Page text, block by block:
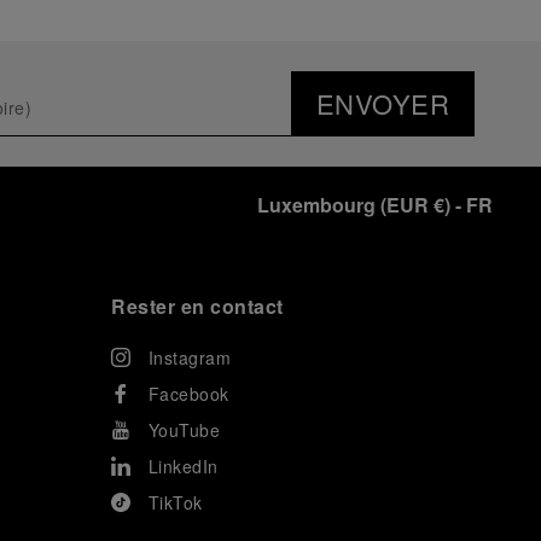
ENVOYER
Luxembourg (EUR €)- FR
Rester en contact
Instagram
Facebook
YouTube
LinkedIn
TikTok